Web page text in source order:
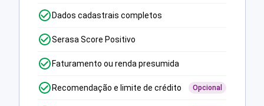
Dados cadastrais completos
Serasa Score Positivo
Faturamento ou renda presumida
Recomendação e limite de crédito Opcional